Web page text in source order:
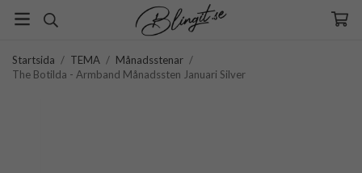
Startsida / TEMA / Månadsstenar /
The Botilda - Armband Månadssten Januari Silver